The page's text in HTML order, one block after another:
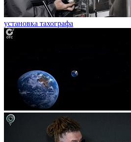
установка тахографа